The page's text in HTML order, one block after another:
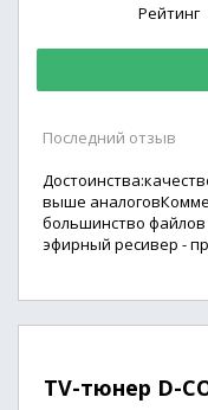
Рейтинг
Последний отзыв
выше
большинство файлов
эфирный ресивер -
TV-тюнер D-